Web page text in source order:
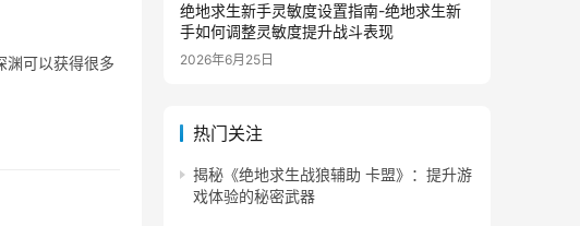
渊可以获得很多
绝地求生新手灵敏度设置指南-绝地求生新
手如何调整灵敏度提升战斗表现
2026年6月25日
热门关注
揭秘《绝地求生战狼辅助 卡盟》：提升游
戏体验的秘密武器